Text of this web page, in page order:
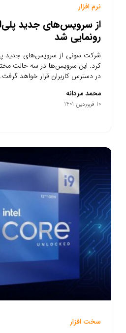
نرم افزار
از سرویس‌های جدید
رونمایی شد
شرکت سونی از سرویس‌های جدید
کرد. این سرویس‌ها در سه حالت
در دسترس کاربران قرار خواهد گرفت.
محمد مردانه
10 فروردین 1401
سخت افزار